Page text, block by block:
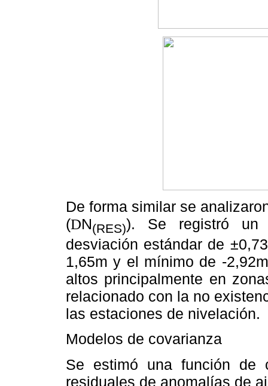
De forma similar se
(DN(RES)). Se registró un
desviación estándar de
1,65m y el mínimo de -
altos principalmente en
relacionado con la no
las estaciones de nivelación.
Modelos de covarianza
Se estimó una función de
residuales de anomalías de